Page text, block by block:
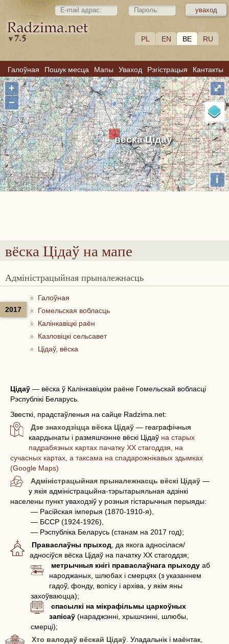
PL EN BE RU
Галоўная Пошук месца Мапы Уваход Рэгістрацыя Кантакты
вёска Цідаў
+
−
i
⤢
вёска Цідаўна мапе
Адміністрацыйная прыналежнасць
2017
Галоўная
Гомельская вобласць
Калінкавіцкі раён
Казловіцкі сельсавет
Цідаў, вёска
Цідаў — вёска ў Калінкавіцкім раёне Гомельскай вобласці
Рэспублікі Беларусь.
Звесткі, прадстаўленыя на сайце Radzima.net:
Дзе знаходзіцца вёска Цідаў — геаграфічныя
каардынаты і размяшчэнне вёскі Цідаў на старых
падрабязных картах пачатку ХХ стагоддзя, на
сучасных картах, а таксама на спадарожнікавых здымках
(Google Maps)
Адміністрацыйная прыналежнасць вёскі Цідаў —
у якія адміністрацыйна-тэрытарыяльная адзінкі
населены пункт уваходзіў у розныя гістарычныя перыяды:
— Расійская імперыя (1870-1910-я),
— БССР (1924-1926),
— Рэспубліка Беларусь (станам на 2017 год);
Праваслаўны прыход, да якога адносілася/
адносіўся вёска Цідаў на пачатку ХХ стагоддзя;
метрычныя кнігі праваслаўнага прыходу аб
народжаных, шлюбах і смерцях (з указаннем
гадоў, фонду, вопісу і архіва, у якім яны
захоўваюцца);
спасылкі на мікрафільмы царкоўных
запісаў (нараджэнні, хрышчэнні, шлюбы,
смерці);
Хто валодаў вёскай Цідаў. Уладальнік і маёнтак,